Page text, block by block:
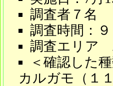
調査者７名
調査時間：
調査エリア
＜確認した
カルガモ（１